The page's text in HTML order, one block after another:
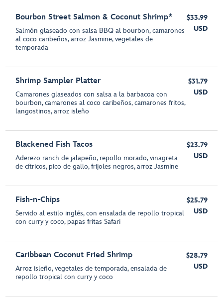
Bourbon Street Salmon & Coconut Shrimp*
Salmón glaseado con salsa BBQ al bourbon, camarones
al coco caribeños, arroz Jasmine, vegetales de
temporada
$33.99
USD
Shrimp Sampler Platter
Camarones glaseados con salsa a la barbacoa con
bourbon, camarones al coco caribeños, camarones fritos,
langostinos, arroz isleño
$31.79
USD
Blackened Fish Tacos
Aderezo ranch de jalapeño, repollo morado, vinagreta
de cítricos, pico de gallo, frijoles negros, arroz Jasmine
$23.79
USD
Fish-n-Chips
Servido al estilo inglés, con ensalada de repollo tropical
con curry y coco, papas fritas Safari
$25.79
USD
Caribbean Coconut Fried Shrimp
Arroz isleño, vegetales de temporada, ensalada de
repollo tropical con curry y coco
$28.79
USD